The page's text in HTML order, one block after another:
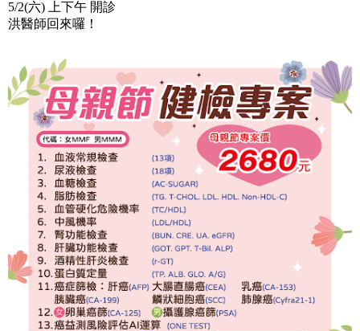
5/2(六) 上下午 開診
洪醫師回來囉！